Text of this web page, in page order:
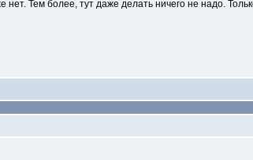
Тем более, тут даже делать ничего не надо.